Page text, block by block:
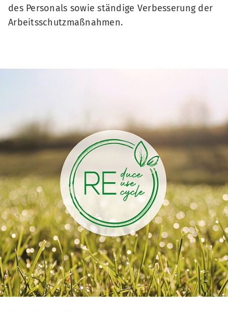
des Personals sowie ständige Verbesserung der
Arbeitsschutzmaßnahmen.